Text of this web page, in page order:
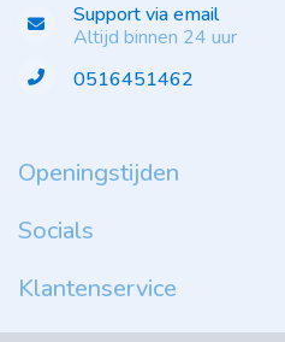
Support via email
Altijd binnen 24 uur
0516451462
Openingstijden
Socials
Klantenservice